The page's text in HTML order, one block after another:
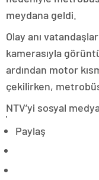
meydana geldi.
Olay anı
kamerasıyla
ardından motor
çekilirken,
NTV’yi sosyal
Paylaş